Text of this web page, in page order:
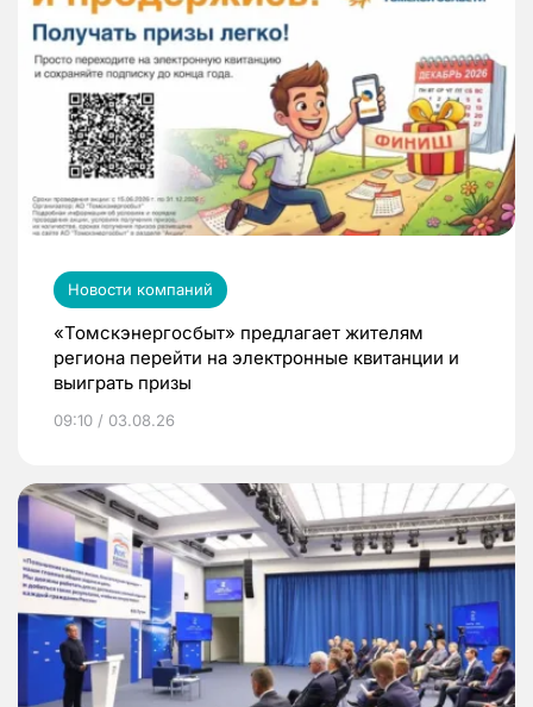
Новости компаний
«Томскэнергосбыт» предлагает жителям
региона перейти на электронные квитанции и
выиграть призы
09:10 / 03.08.26